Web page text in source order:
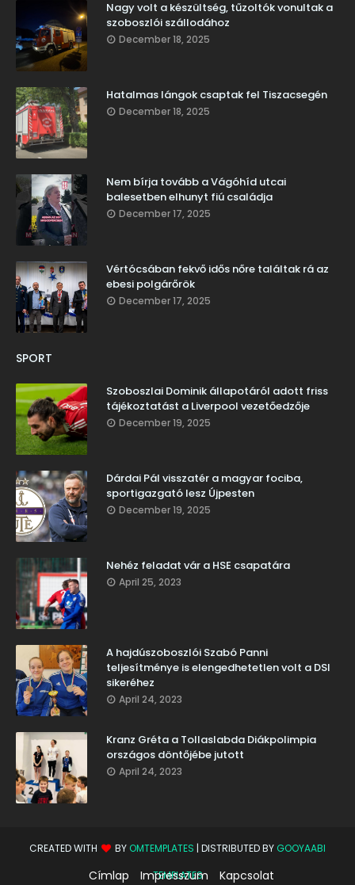
Nagy volt a készültség, tűzoltók vonultak a
szoboszlói szállodához
December 18, 2025
Hatalmas lángok csaptak fel Tiszacsegén
December 18, 2025
Nem bírja tovább a Vágóhíd utcai
balesetben elhunyt fiú családja
December 17, 2025
Vértócsában fekvő idős nőre találtak rá az
ebesi polgárőrök
December 17, 2025
SPORT
Szoboszlai Dominik állapotáról adott friss
tájékoztatást a Liverpool vezetőedzője
December 19, 2025
Dárdai Pál visszatér a magyar fociba,
sportigazgató lesz Újpesten
December 19, 2025
Nehéz feladat vár a HSE csapatára
April 25, 2023
A hajdúszoboszlói Szabó Panni
teljesítménye is elengedhetetlen volt a DSI
sikeréhez
April 24, 2023
Kranz Gréta a Tollaslabda Diákpolimpia
országos döntőjébe jutott
April 24, 2023
CREATED WITH BY OMTEMPLATES | DISTRIBUTED BY GOOYAABI
TEMPLATES
Címlap Impresszum Kapcsolat